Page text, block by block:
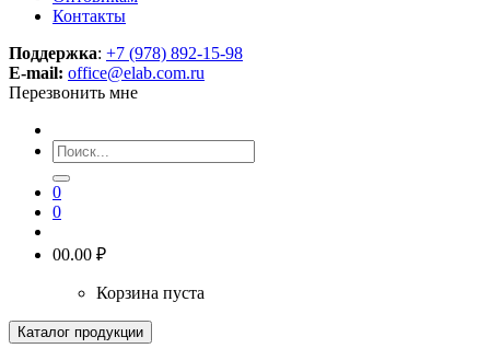
Контакты
Поддержка: +7 (978) 892-15-98
E-mail: office@elab.com.ru
Перезвонить мне
0
0
00.00 ₽
Корзина пуста
Каталог продукции